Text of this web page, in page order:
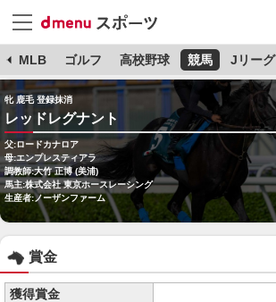
MLB ゴルフ 高校野球 競馬 Jリーグ
牝 鹿毛 登録抹消
レッドレグナント
父:ロードカナロア
母:エンプレスティアラ
調教師:大竹 正博 (美浦)
馬主:株式会社 東京ホースレーシング
生産者:ノーザンファーム
賞金
獲得賞金